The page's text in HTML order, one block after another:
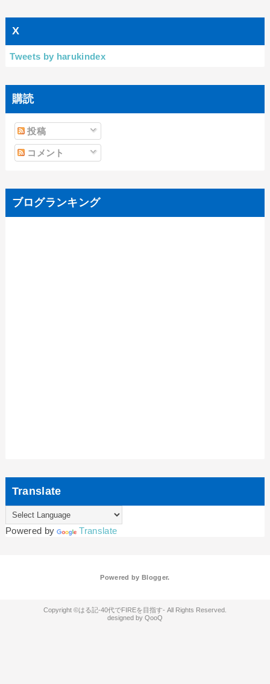
X
Tweets by harukindex
購読
投稿
コメント
ブログランキング
Translate
Powered by Translate
Powered by Blogger.
はる記-40代でFIREを目指す-
QooQ